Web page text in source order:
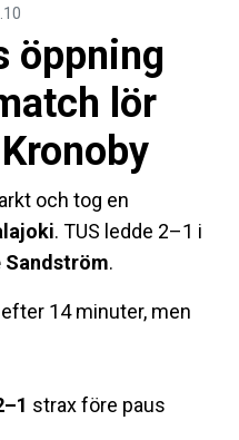
öppning
lör
och tog en
. TUS ledde 2–1 i
Sandström.
14 minuter, men
strax före paus